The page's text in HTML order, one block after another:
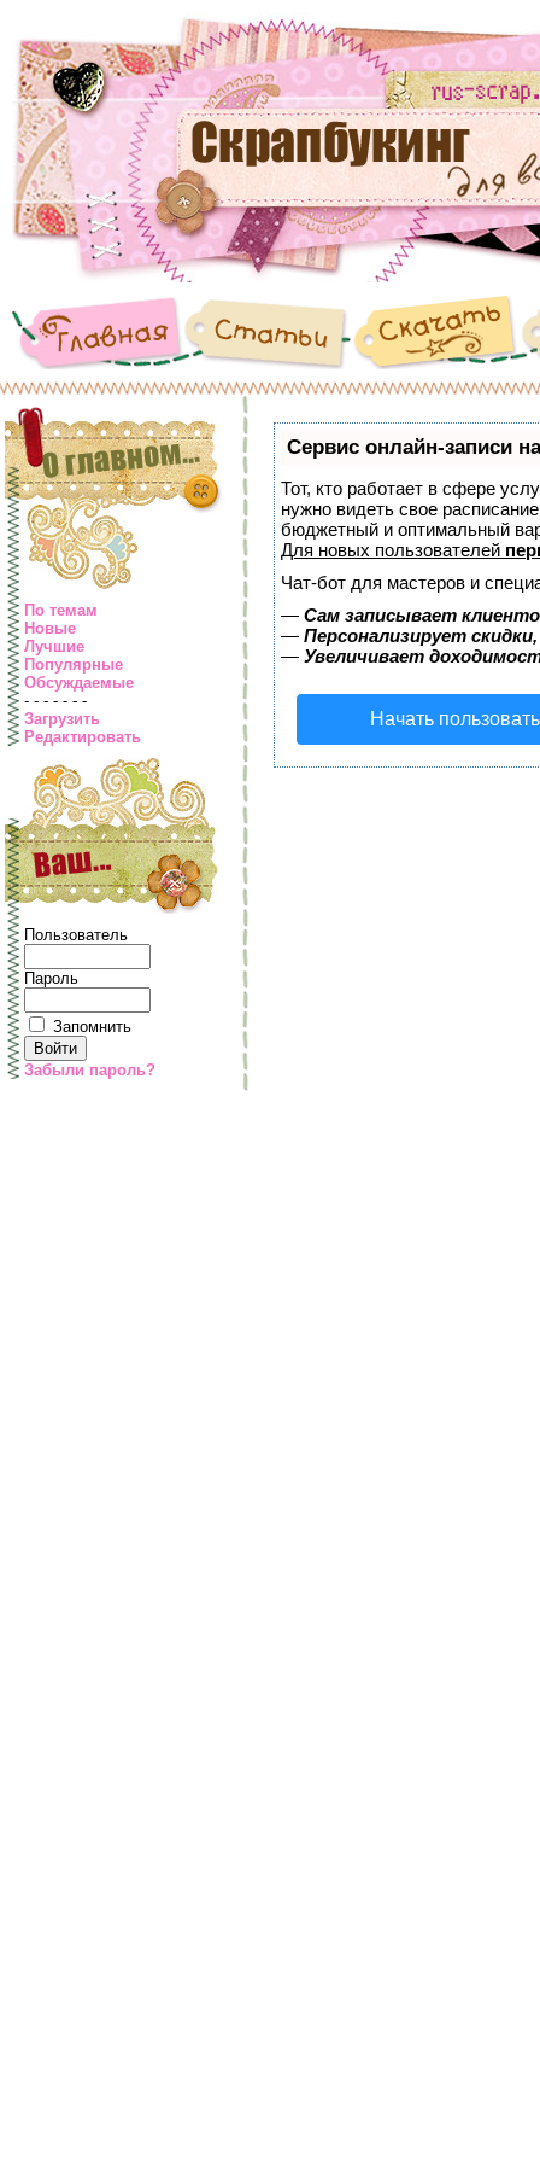
По темам
Новые
Лучшие
Популярные
Обсуждаемые
- - - - - - -
Загрузить
Редактировать
Пользователь
Пароль
Запомнить
Забыли пароль?
Сервис онлайн-записи
Тот, кто работает в сфере
нужно видеть свое
бюджетный и оптимальный
Для новых пользователей
Чат-бот для мастеров и
— Сам записывает
— Персонализирует
— Увеличивает
Начать